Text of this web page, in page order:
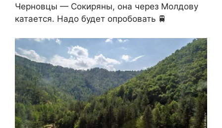
Черновцы — Сокиряны, она через Молдову
катается. Надо будет опробовать 🚆